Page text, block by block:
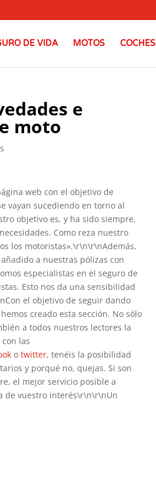
DE VIDA MOTOS COCHES
e
moto
web con el objetivo de
vayan sucediendo en torno al
objetivo es, y ha sido siempre,
Como reza nuestro
los motoristas».\r\n\r\nAdemás,
a nuestras pólizas con
especialistas en el seguro de
Esto nos da una sensibilidad
el objetivo de seguir dando
creado esta sección. No sólo
a todos nuestros lectores la
las
o twitter, tenéis la posibilidad
y porqué no, quejas. Si son
el mejor servicio posible a
de vuestro interés\r\n\r\nUn